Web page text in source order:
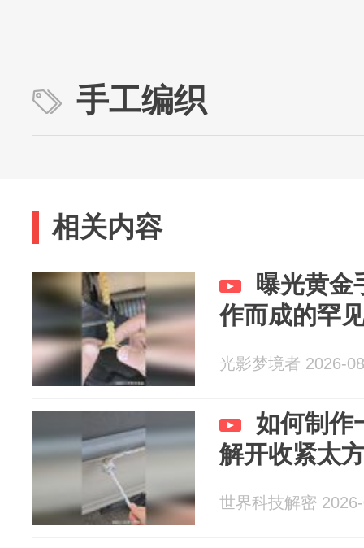
手工编织
相关内容
曝光黄金
作而成的罕
光影梦境者 2026-
如何制作
解开收紧太
世界科技解密